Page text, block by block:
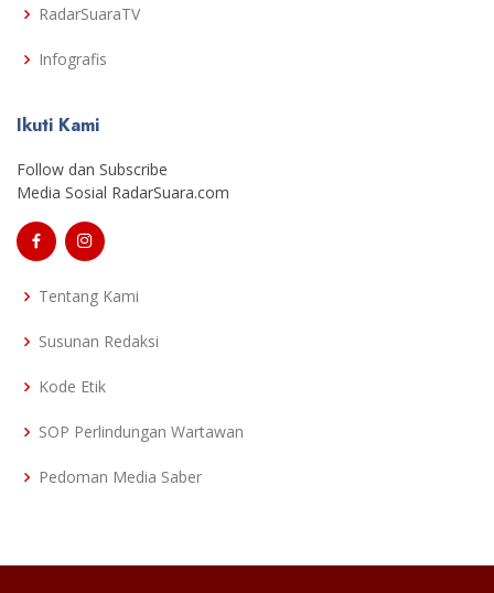
RadarSuaraTV
Infografis
Ikuti Kami
Follow dan Subscribe
Media Sosial RadarSuara.com
Tentang Kami
Susunan Redaksi
Kode Etik
SOP Perlindungan Wartawan
Pedoman Media Saber